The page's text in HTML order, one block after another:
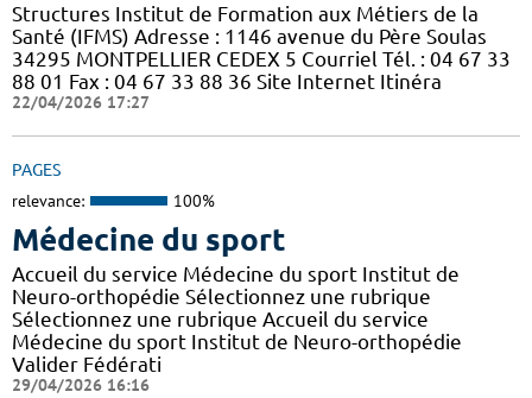
Structures Institut de Formation aux Métiers de la
Santé (IFMS) Adresse : 1146 avenue du Père Soulas
34295 MONTPELLIER CEDEX 5 Courriel Tél. : 04 67 33
88 01 Fax : 04 67 33 88 36 Site Internet Itinéra
22/04/2026 17:27
PAGES
relevance: 100%
Médecine du sport
Accueil du service Médecine du sport Institut de
Neuro-orthopédie Sélectionnez une rubrique
Sélectionnez une rubrique Accueil du service
Médecine du sport Institut de Neuro-orthopédie
Valider Fédérati
29/04/2026 16:16